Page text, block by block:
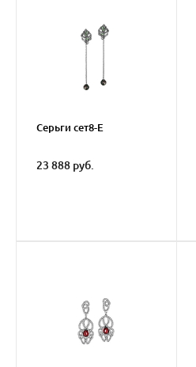
Серьги сет8-E
23 888 руб.